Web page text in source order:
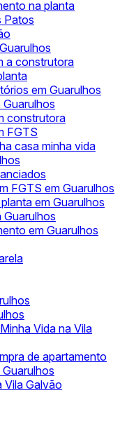
na planta
Patos
a construtora
em Guarulhos
construtora
FGTS
casa minha vida
FGTS em Guarulhos
em Guarulhos
Guarulhos
em Guarulhos
Vida na Vila
de apartamento
Vila Galvão